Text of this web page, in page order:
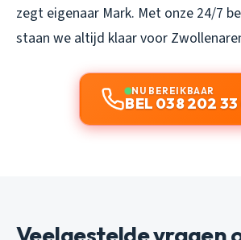
zegt eigenaar Mark. Met onze 24/7
staan we altijd klaar voor
NU BEREIKBAAR
BEL 038 202 33